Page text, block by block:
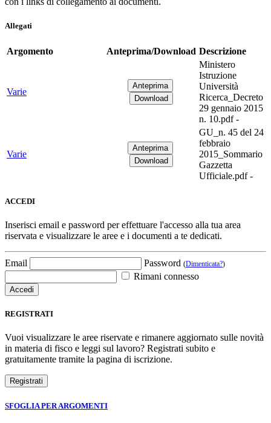
Allegati
Argomento Anteprima/Download Descrizione
Varie
Ministero
Istruzione
Università
Ricerca_Decreto
29 gennaio 2015
n. 10.pdf -
Varie
GU_n. 45 del 24
febbraio
2015_Sommario
Gazzetta
Ufficiale.pdf -
ACCEDI
Inserisci email e password per effettuare l'accesso alla tua area
riservata e visualizzare le aree e i documenti a te dedicati.
Email Password (Dimenticata?)
Rimani connesso
REGISTRATI
Vuoi visualizzare le aree riservate e rimanere aggiornato sulle novità
in materia di fisco e leggi sul lavoro? Registrati subito e
gratuitamente tramite la pagina di iscrizione.
SFOGLIA PER ARGOMENTI